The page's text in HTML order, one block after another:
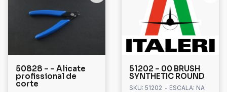
50828 – – Alicate
profissional de
corte
51202 – 00 BRUSH
SYNTHETIC ROUND
SKU: 51202 - ESCALA: NA